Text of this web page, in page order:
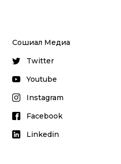
Сошиал Медиа
Twitter
Youtube
Instagram
Facebook
Linkedin